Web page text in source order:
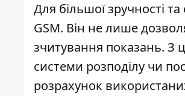
Для більшої зручності
GSM. Він не лише
зчитування показань. З
системи розподілу чи
розрахунок